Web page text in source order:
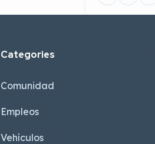
Categories
Comunidad
Empleos
Vehículos